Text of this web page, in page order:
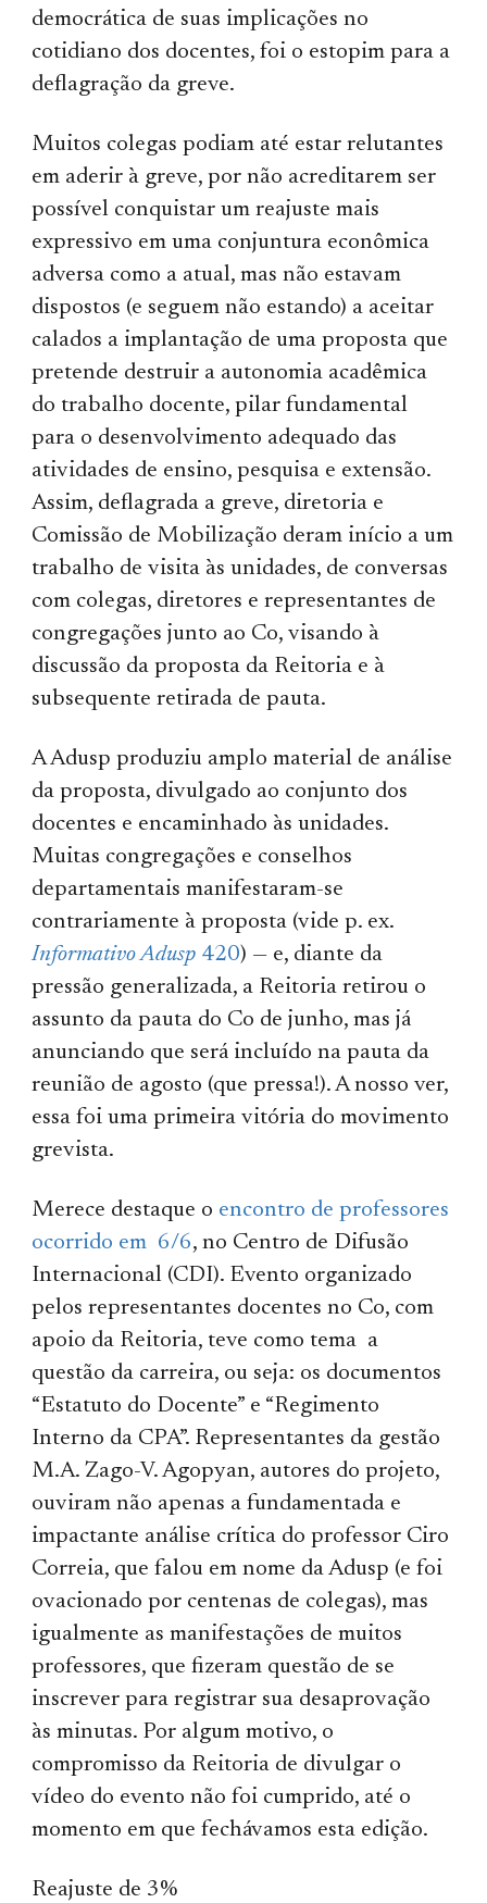
democrática de suas implicações no
cotidiano dos docentes, foi o estopim para a
deflagração da greve.
Muitos colegas podiam até estar relutantes
em aderir à greve, por não acreditarem ser
possível conquistar um reajuste mais
expressivo em uma conjuntura econômica
adversa como a atual, mas não estavam
dispostos (e seguem não estando) a aceitar
calados a implantação de uma proposta que
pretende destruir a autonomia acadêmica
do trabalho docente, pilar fundamental
para o desenvolvimento adequado das
atividades de ensino, pesquisa e exten­são.
Assim, deflagrada a greve, diretoria e
Comissão de Mobilização deram início a um
trabalho de visita às unidades, de conversas
com colegas, diretores e representantes de
congregações junto ao Co, visando à
discussão da proposta da Reitoria e à
subsequente retirada de pauta.
A Adusp produziu amplo material de análise
da proposta, divulgado ao conjunto dos
docentes e encaminhado às unidades.
Muitas congregações e conselhos
departamentais manifestaram-se
contrariamente à proposta (vide p. ex.
Informativo Adusp 420) — e, diante da
pressão generalizada, a Reitoria retirou o
assunto da pauta do Co de junho, mas já
anunciando que será incluído na pauta da
reunião de agosto (que pressa!). A nosso ver,
essa foi uma primeira vitória do movimento
grevista.
Merece destaque o encontro de professores
ocorrido em 6/6, no Centro de Difusão
Internacional (CDI). Evento organizado
pelos representantes docentes no Co, com
apoio da Reitoria, teve como tema a
questão da carreira, ou seja: os documentos
“Estatuto do Docente” e “Regimento
Interno da CPA”. Representantes da gestão
M.A. Zago-V. Agopyan, autores do projeto,
ouviram não apenas a fundamentada e
impactante análise crítica do professor Ciro
Correia, que falou em nome da Adusp (e foi
ovacionado por centenas de colegas), mas
igualmente as manifestações de muitos
professores, que fizeram questão de se
inscrever para registrar sua desaprovação
às minutas. Por algum motivo, o
compromisso da Reitoria de divulgar o
vídeo do evento não foi cumprido, até o
momento em que fechávamos esta edição.
Reajuste de 3%